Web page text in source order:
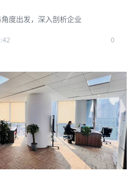
度出发，深入剖析企业
0